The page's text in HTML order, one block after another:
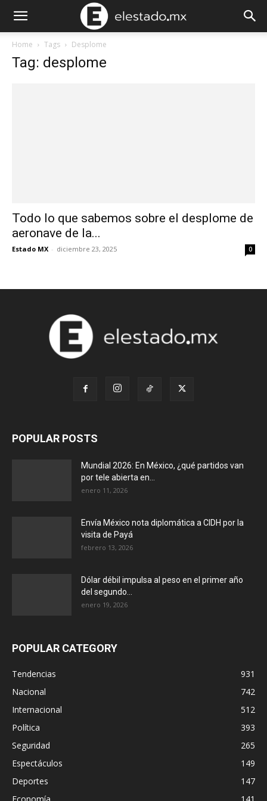
Home Tags Desplome
Tag: desplome
Todo lo que sabemos sobre el desplome de
aeronave de la...
Estado MX - diciembre 23, 2025 0
POPULAR POSTS
Mundial 2026: En México, ¿qué partidos van
por tele abierta en...
enero 11, 2026
Envía México nota diplomática a CIDH por la
visita de Payá
febrero 13, 2026
Dólar débil impulsa al peso en el primer año
del segundo...
enero 19, 2026
POPULAR CATEGORY
Tendencias
931
Nacional
742
Internacional
512
Política
393
Seguridad
265
Espectáculos
149
Deportes
147